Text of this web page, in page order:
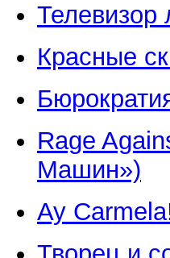
Телевизор
Красные
Rage
Машин»)
Ay